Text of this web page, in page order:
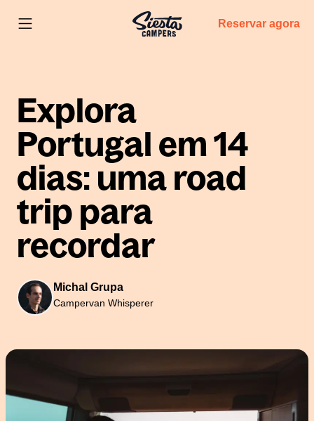
Reservar agora
Explora
Portugal em 14
dias: uma road
trip para
recordar
Michal Grupa
Campervan Whisperer